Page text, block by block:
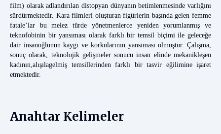
film) olarak adlandırılan distopyan dünyanın betimlenmesinde varlığını
sürdürmektedir. Kara filmleri oluşturan figürlerin başında gelen femme
fatale’lar bu melez türde yönetmenlerce yeniden yorumlanmış ve
teknofobinin bir yansıması olarak farklı bir temsil biçimi ile geleceğe
dair insanoğlunun kaygı ve korkularının yansıması olmuştur. Çalışma,
sonuç olarak, teknolojik gelişmeler sonucu insan elinde mekanikleşen
kadının,alışılagelmiş temsillerinden farklı bir tasvir eğilimine işaret
etmektedir.
Anahtar Kelimeler